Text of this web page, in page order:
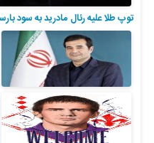
توپ طلا علیه رئال مادرید به